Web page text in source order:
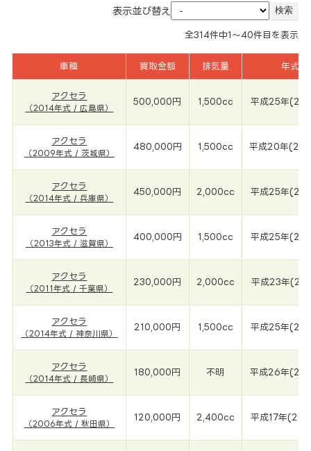
表示並び替え
全314件中1～40件目を表示
車種 買取金額 排気量 年式
アクセラ
（2014年式 / 広島県）
500,000円 1,500cc 平成25年
アクセラ
（2009年式 / 茨城県）
480,000円 1,500cc 平成20年
アクセラ
（2014年式 / 兵庫県）
450,000円 2,000cc 平成25年
アクセラ
（2013年式 / 滋賀県）
400,000円 1,500cc 平成25年
アクセラ
（2011年式 / 千葉県）
230,000円 2,000cc 平成23年
アクセラ
（2014年式 / 神奈川県）
210,000円 1,500cc 平成25年
アクセラ
（2014年式 / 長崎県）
180,000円 不明 平成26年
アクセラ
（2006年式 / 秋田県）
120,000円 2,400cc 平成17年